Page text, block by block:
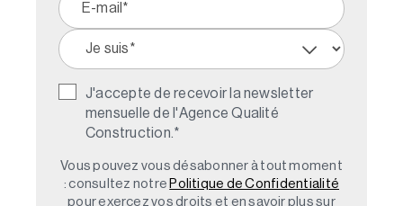
J'accepte de recevoir la newsletter
mensuelle de l'Agence Qualité
Construction. *
Vous pouvez vous désabonner à tout moment
: consultez notre Politique de Confidentialité
pour exercez vos droits et en savoir plus sur